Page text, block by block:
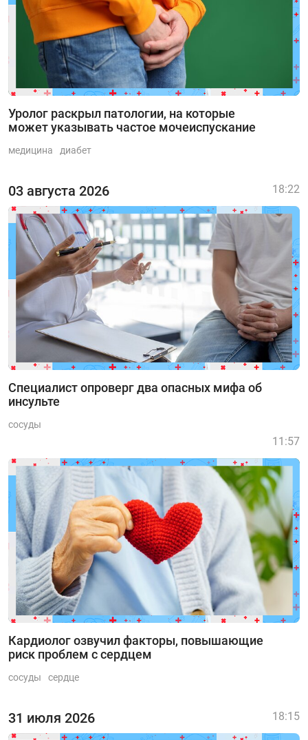
Уролог раскрыл патологии, на которые
может указывать частое мочеиспускание
медицина диабет
03 августа 2026
Специалист опроверг два опасных мифа об
инсульте
18:22
сосуды
Кардиолог озвучил факторы, повышающие
риск проблем с сердцем
11:57
сосуды сердце
31 июля 2026 18:15